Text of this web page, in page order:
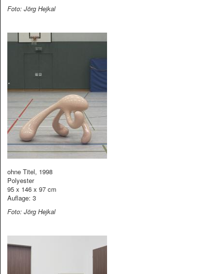
Foto: Jörg Hejkal
ohne Titel, 1998
Polyester
95 x 146 x 97 cm
Auflage: 3
Foto: Jörg Hejkal